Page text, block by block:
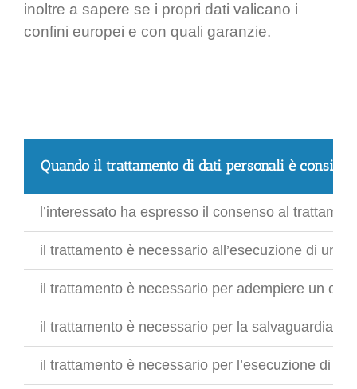
inoltre a sapere se i propri dati valicano i
confini europei e con quali garanzie.
Quando il trattamento di dati personali è
l’interessato ha espresso il consenso al
il trattamento è necessario all’esecuzione di un
il trattamento è necessario per adempiere un
il trattamento è necessario per la salvaguardia
il trattamento è necessario per l’esecuzione di